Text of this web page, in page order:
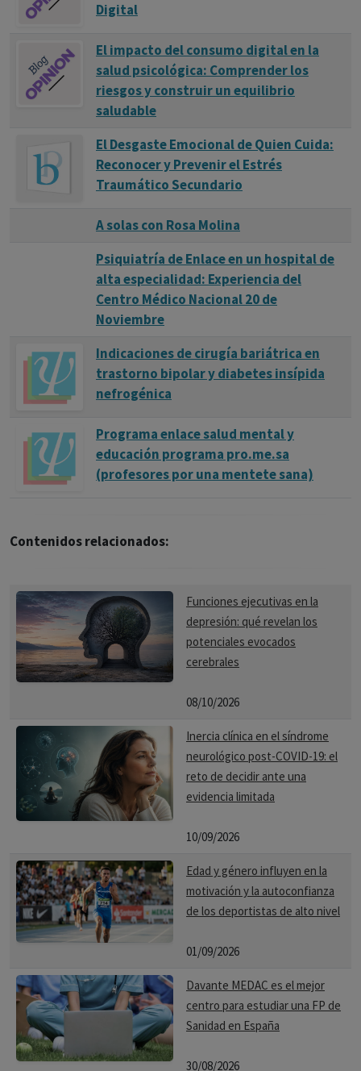
Digital
El impacto del consumo digital en la
salud psicológica: Comprender los
riesgos y construir un equilibrio
saludable
El Desgaste Emocional de Quien Cuida:
Reconocer y Prevenir el Estrés
Traumático Secundario
A solas con Rosa Molina
Psiquiatría de Enlace en un hospital de
alta especialidad: Experiencia del
Centro Médico Nacional 20 de
Noviembre
Indicaciones de cirugía bariátrica en
trastorno bipolar y diabetes insípida
nefrogénica
Programa enlace salud mental y
educación programa pro.me.sa
(profesores por una mentete sana)
Contenidos relacionados:
Funciones ejecutivas en la
depresión: qué revelan los
potenciales evocados
cerebrales
08/10/2026
Inercia clínica en el síndrome
neurológico post-COVID-19: el
reto de decidir ante una
evidencia limitada
10/09/2026
Edad y género influyen en la
motivación y la autoconfianza
de los deportistas de alto nivel
01/09/2026
Davante MEDAC es el mejor
centro para estudiar una FP de
Sanidad en España
30/08/2026